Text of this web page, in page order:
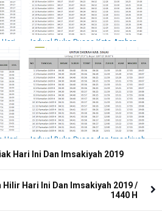
Jadwal Buka Puasa Kota Ambon
Hari Ini Dan Imsakiyah 2018 / 1439
H
Hari
Jadwal Buka Puasa dan Imsakiyah
Hari Ini Dan Imsakiyah 2019
Hari Ini Dan Imsakiyah 2019 /
1440 H